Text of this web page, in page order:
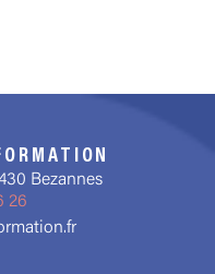
Bezannes
26